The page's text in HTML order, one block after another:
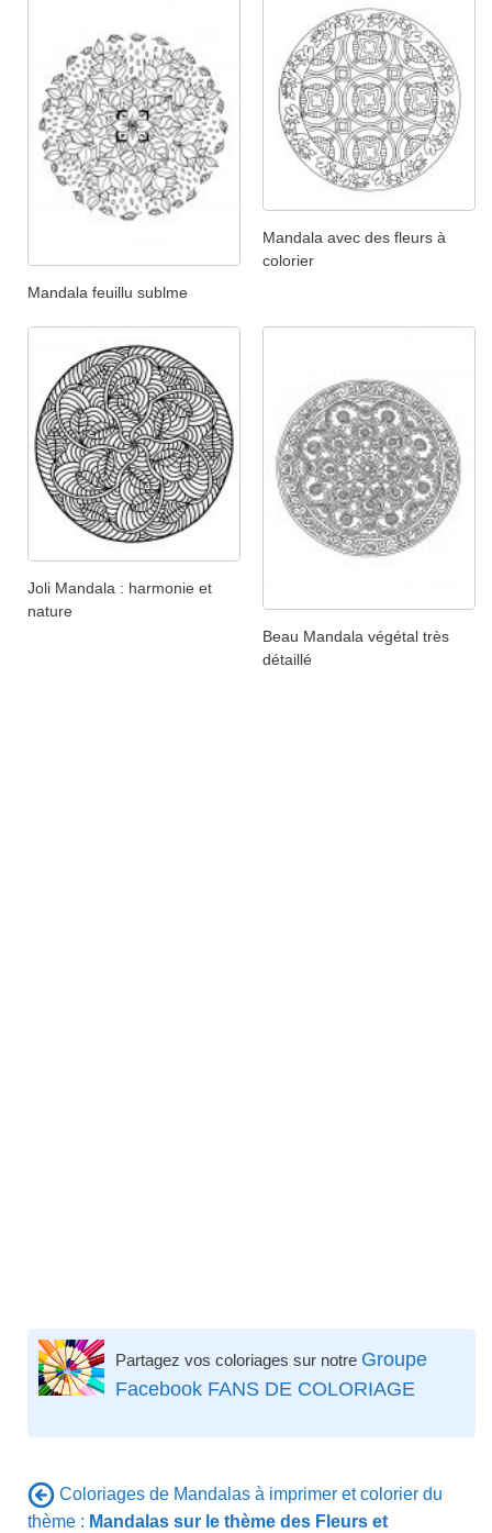
Mandala feuillu sublme
Mandala avec des fleurs à
colorier
Joli Mandala : harmonie et
nature
Beau Mandala végétal très
détaillé
Partagez vos coloriages sur notre Groupe
Facebook FANS DE COLORIAGE
Coloriages de Mandalas à imprimer et colorier du
thème : Mandalas sur le thème des Fleurs et